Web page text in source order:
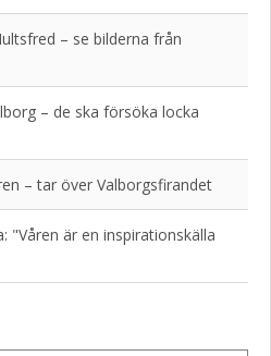
– se bilderna från
– de ska försöka locka
– tar över Valborgsfirandet
"Våren är en inspirationskälla